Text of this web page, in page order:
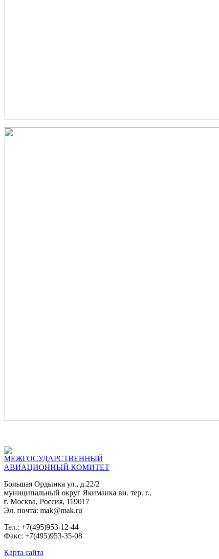
МЕЖГОСУДАРСТВЕННЫЙ
АВИАЦИОННЫЙ КОМИТЕТ
Большая Ордынка ул., д.22/2
муниципальный округ Якиманка вн. тер. г.,
г. Москва, Россия, 119017
Эл. почта: mak@mak.ru
Тел.: +7(495)953-12-44
Факс: +7(495)953-35-08
Карта сайта